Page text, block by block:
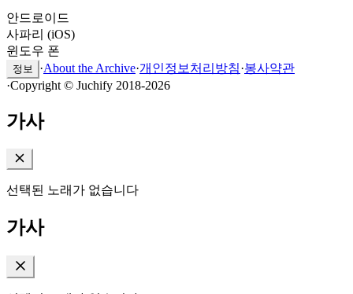
안드로이드
사파리 (iOS)
윈도우 폰
정보 ·About the Archive·개인정보처리방침·봉사약관
·Copyright © Juchify 2018-2026
가사
선택된 노래가 없습니다
가사